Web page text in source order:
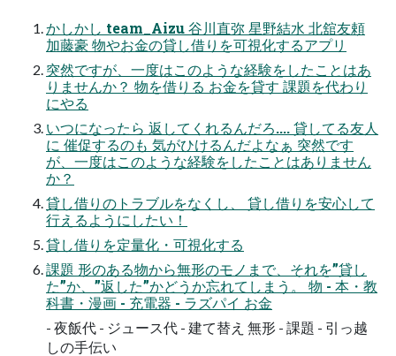
かしかし team_Aizu 谷川直弥 星野結水 北舘友頼
加藤豪 物やお金の貸し借りを可視化するアプリ
突然ですが、一度はこのような経験をしたことはあ
りませんか？ 物を借りる お金を貸す 課題を代わり
にやる
いつになったら 返してくれるんだろ.... 貸してる友人
に 催促するのも 気がひけるんだよなぁ 突然です
が、一度はこのような経験をしたことはありません
か？
貸し借りのトラブルをなくし、 貸し借りを安心して
行えるようにしたい！
貸し借りを定量化・可視化する
課題 形のある物から無形のモノまで、それを”貸し
た”か、”返した”かどうか忘れてしまう。 物 - 本・教
科書・漫画 - 充電器 - ラズパイ お金
- 夜飯代 - ジュース代 - 建て替え 無形 - 課題 - 引っ越
しの手伝い